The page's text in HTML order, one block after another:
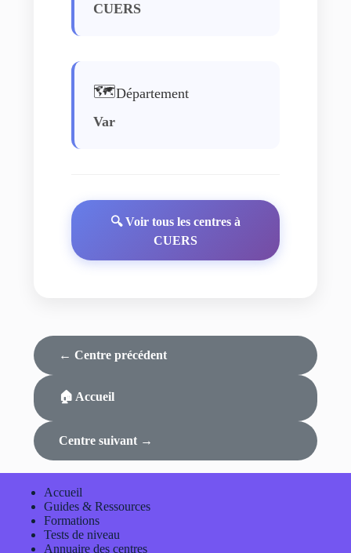
CUERS
🗺️Département
Var
🔍 Voir tous les centres à
CUERS
← Centre précédent
🏠 Accueil
Centre suivant →
Accueil
Guides & Ressources
Formations
Tests de niveau
Annuaire des centres